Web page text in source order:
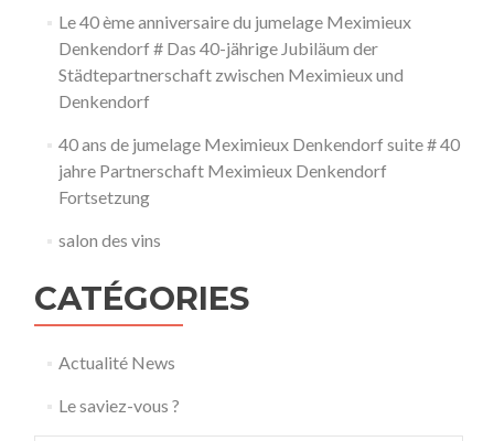
Le 40 ème anniversaire du jumelage Meximieux
Denkendorf # Das 40-jährige Jubiläum der
Städtepartnerschaft zwischen Meximieux und
Denkendorf
40 ans de jumelage Meximieux Denkendorf suite # 40
jahre Partnerschaft Meximieux Denkendorf
Fortsetzung
salon des vins
CATÉGORIES
Actualité News
Le saviez-vous ?